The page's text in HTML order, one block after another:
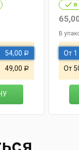
54,00 Р
49,00 Р
в
В
От 1
От